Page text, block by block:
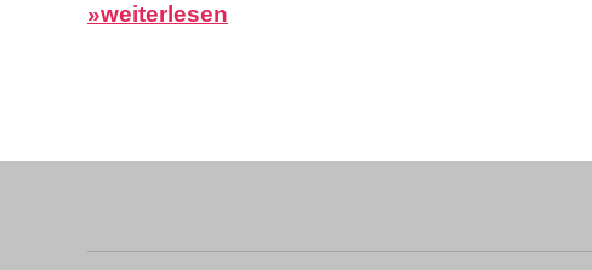
»weiterlesen